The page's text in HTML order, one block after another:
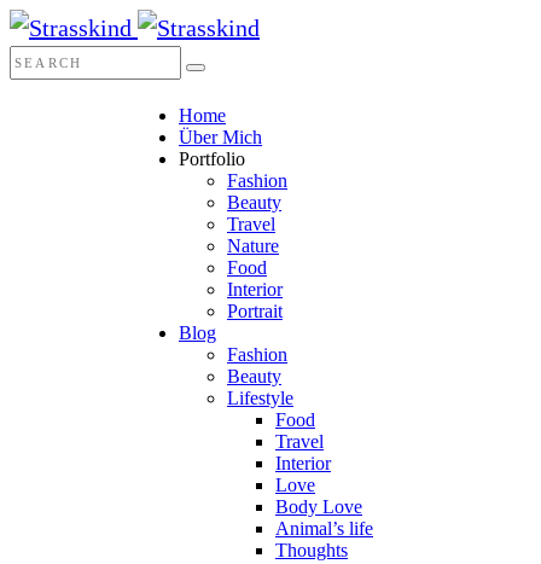
Home
Über Mich
Portfolio
Fashion
Beauty
Travel
Nature
Food
Interior
Portrait
Blog
Fashion
Beauty
Lifestyle
Food
Travel
Interior
Love
Body Love
Animal’s life
Thoughts